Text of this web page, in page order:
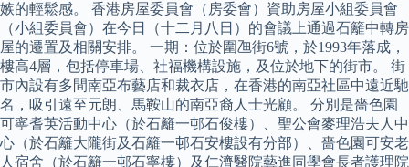
嫉的輕鬆感。 香港房屋委員會（房委會）資助房屋小組委員會
（小組委員會）在今日（十二月八日）的會議上通過石籬中轉房
屋的遷置及相關安排。 一期：位於圍乪街6號，於1993年落成，
樓高4層，包括停車場、社福機構設施，及位於地下的街市。 街
市內設有多間南亞布藝店和裁衣店，在香港的南亞社區中遠近馳
名，吸引遠至元朗、馬鞍山的南亞裔人士光顧。 分別是嗇色園
可寧耆英活動中心（於石籬一邨石俊樓）、聖公會麥理浩夫人中
心（於石籬大隴街及石籬一邨石安樓設有分部）、嗇色園可安老
人宿舍（於石籬一邨石寧樓）及仁濟醫院藝進同學會長者護理院